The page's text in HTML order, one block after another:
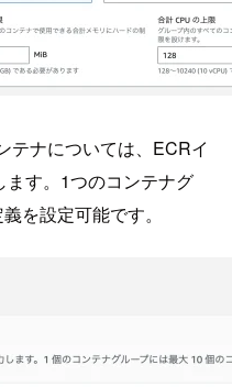
テナについては、ECRイ
す。1つのコンテナグ
を設定可能です。